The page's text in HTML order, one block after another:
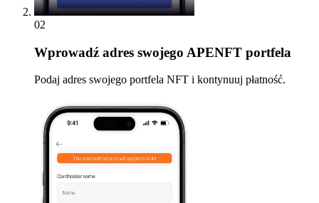
02
Wprowadź adres swojego APENFT portfela
Podaj adres swojego portfela NFT i kontynuuj płatność.